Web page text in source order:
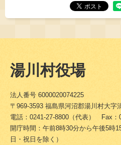
湯川村役場
法人番号 6000020074225
〒969-3593 福島県河沼郡湯川村大字
電話：0241-27-8800（代表） Fax：
開庁時間：午前8時30分から午後5時
日・祝日を除く）